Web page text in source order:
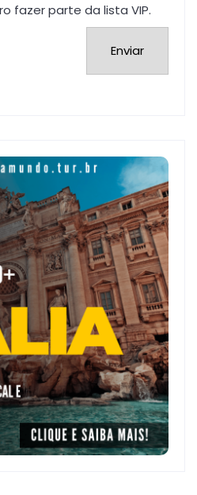
fazer parte da lista VIP.